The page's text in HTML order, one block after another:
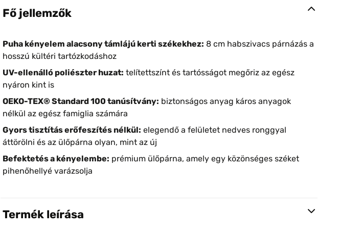
Fő jellemzők
Puha kényelem alacsony támlájú kerti székekhez: 8 cm habszivacs párnázás a
hosszú kültéri tartózkodáshoz
UV-ellenálló poliészter huzat: telítettszínt és tartósságot megőriz az egész
nyáron kint is
OEKO-TEX® Standard 100 tanúsítvány: biztonságos anyag káros anyagok
nélkül az egész famiglia számára
Gyors tisztítás erőfeszítés nélkül: elegendő a felületet nedves ronggyal
áttörölni és az ülőpárna olyan, mint az új
Befektetés a kényelembe: prémium ülőpárna, amely egy közönséges széket
pihenőhellyé varázsolja
Termék leírása